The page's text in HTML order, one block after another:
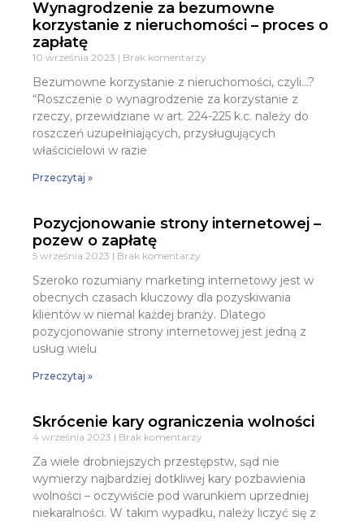
Wynagrodzenie za bezumowne
korzystanie z nieruchomości – proces o
zapłatę
10 września 2023 Brak komentarzy
Bezumowne korzystanie z nieruchomości, czyli…?
“Roszczenie o wynagrodzenie za korzystanie z
rzeczy, przewidziane w art. 224-225 k.c. należy do
roszczeń uzupełniających, przysługujących
właścicielowi w razie
Przeczytaj »
Pozycjonowanie strony internetowej –
pozew o zapłatę
5 września 2023 Brak komentarzy
Szeroko rozumiany marketing internetowy jest w
obecnych czasach kluczowy dla pozyskiwania
klientów w niemal każdej branży. Dlatego
pozycjonowanie strony internetowej jest jedną z
usług wielu
Przeczytaj »
Skrócenie kary ograniczenia wolności
4 września 2023 Brak komentarzy
Za wiele drobniejszych przestępstw, sąd nie
wymierzy najbardziej dotkliwej kary pozbawienia
wolności – oczywiście pod warunkiem uprzedniej
niekaralności. W takim wypadku, należy liczyć się z